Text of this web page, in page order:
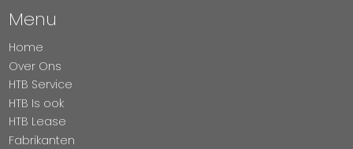
Menu
Home
Over Ons
HTB Service
HTB Is ook
HTB Lease
Fabrikanten